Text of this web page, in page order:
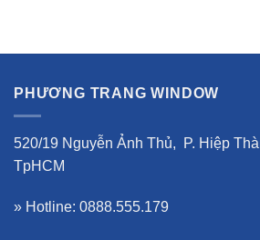
PHƯƠNG TRANG WINDOW
520/19 Nguyễn Ảnh Thủ, P. Hiệp
TpHCM
» Hotline: 0888.555.179